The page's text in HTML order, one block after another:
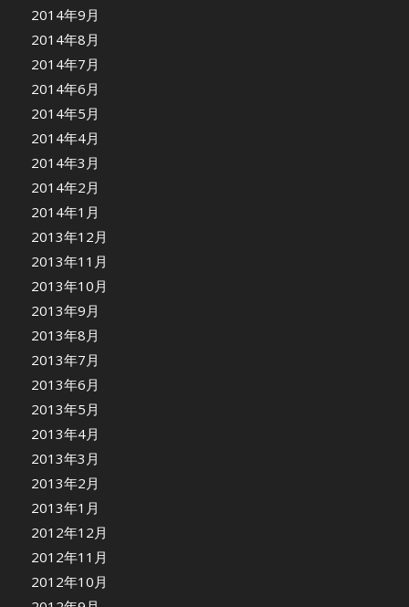
2014年9月
2014年8月
2014年7月
2014年6月
2014年5月
2014年4月
2014年3月
2014年2月
2014年1月
2013年12月
2013年11月
2013年10月
2013年9月
2013年8月
2013年7月
2013年6月
2013年5月
2013年4月
2013年3月
2013年2月
2013年1月
2012年12月
2012年11月
2012年10月